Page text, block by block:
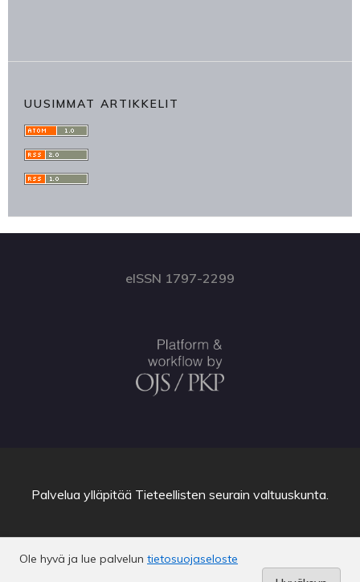
UUSIMMAT ARTIKKELIT
eISSN 1797-2299
Ole hyvä ja lue palvelun tietosuojaseloste
Palvelua ylläpitää Tieteellisten seurain valtuuskunta.